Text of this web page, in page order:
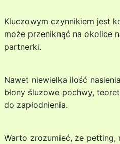
Kluczowym czynnikiem jest
może przeniknąć na okolice
partnerki.
Nawet niewielka ilość
błony śluzowe pochwy,
do zapłodnienia.
Warto zrozumieć, że petting,